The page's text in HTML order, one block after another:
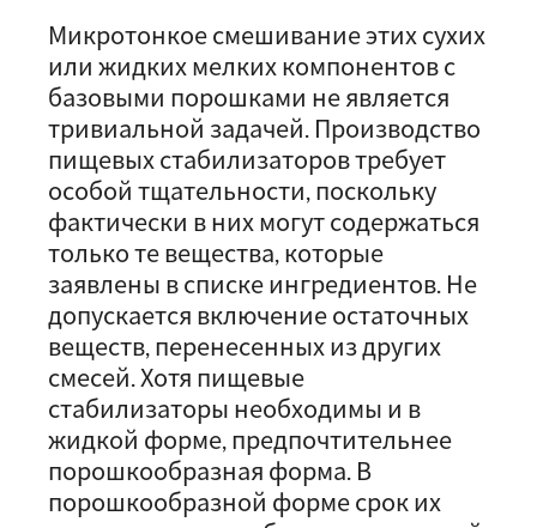
Микротонкое смешивание этих сухих
или жидких мелких компонентов с
базовыми порошками не является
тривиальной задачей. Производство
пищевых стабилизаторов требует
особой тщательности, поскольку
фактически в них могут содержаться
только те вещества, которые
заявлены в списке ингредиентов. Не
допускается включение остаточных
веществ, перенесенных из других
смесей. Хотя пищевые
стабилизаторы необходимы и в
жидкой форме, предпочтительнее
порошкообразная форма. В
порошкообразной форме срок их